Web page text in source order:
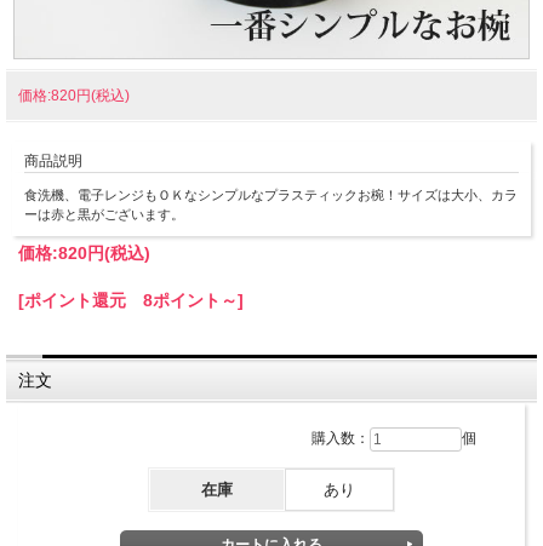
価格:820円(税込)
商品説明
食洗機、電子レンジもＯＫなシンプルなプラスティックお椀！サイズは大小、カラ
ーは赤と黒がございます。
価格:820円(税込)
[ポイント還元 8ポイント～]
注文
購入数： 個
在庫 あり